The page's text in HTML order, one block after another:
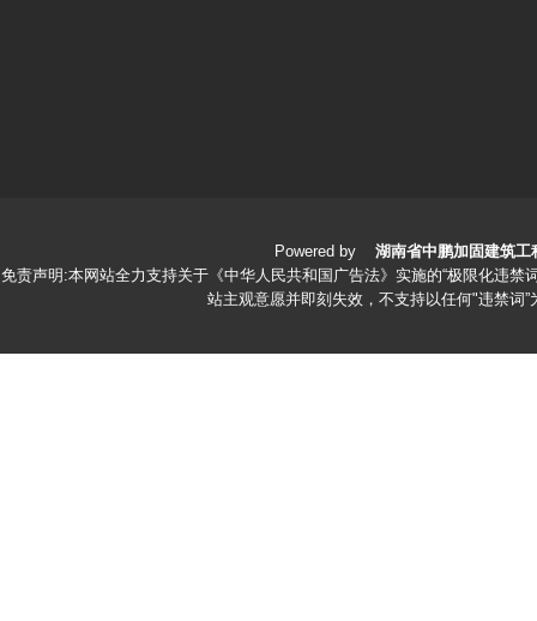
Powered by 湖南省中鹏加固建筑工
免责声明:本网站全力支持关于《中华人民共和国广告法》实施的“极限化违禁
站主观意愿并即刻失效，不支持以任何"违禁词